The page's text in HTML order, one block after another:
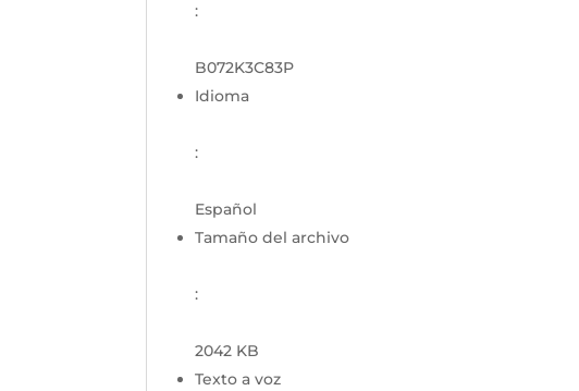
:
B072K3C83P
Idioma
:
Español
Tamaño del archivo
:
2042 KB
Texto a voz